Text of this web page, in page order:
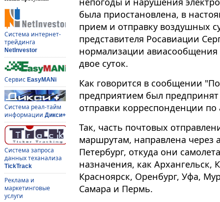
Система интернет-
трейдинга
NetInvestor
Сервис EasyMANi
Система реал-тайм
информации Дикси+
Система запроса
данных теханализа
TickTrack
Реклама и
маркетинговые
услуги
была приостановлена, в
прием и отправку воздушных
представителя Росавиации
нормализации авиасообщения
двое суток.
Как говорится в сообщении
предприятием был
отправки корреспонденции
Так, часть почтовых
маршрутам, направлена через
Петербург, откуда они
назначения, как Архангельск,
Красноярск, Оренбург, Уфа,
Самара и Пермь.